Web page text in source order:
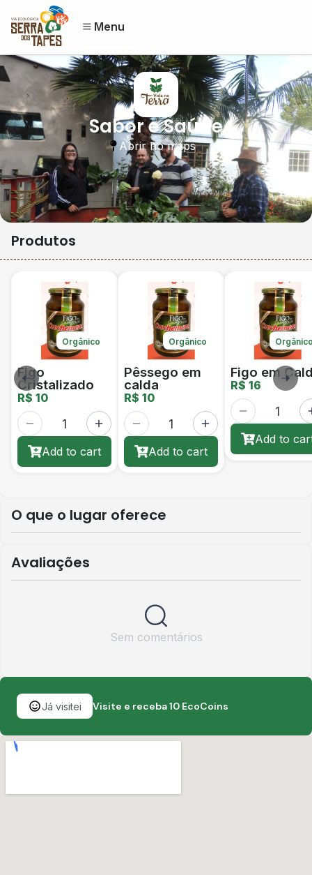
Menu
Sabor e Saúde
Abrir no maps
Produtos
Orgânico
Figo
Cristalizado
R$ 10
Add to cart
Orgânico
Pêssego em
calda
R$ 10
Add to cart
Figo em
R$ 16
Add to
O que o lugar oferece
Avaliações
Sem comentários
Já visitei Visite e receba 10 EcoCoins